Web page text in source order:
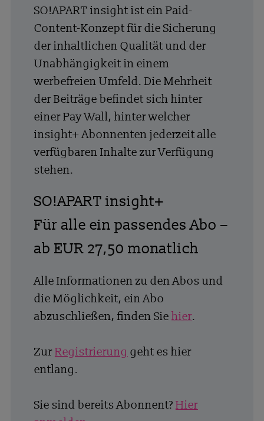
SO!APART insight ist ein Paid-
Content-Konzept für die Sicherung
der inhaltlichen Qualität und der
Unabhängigkeit in einem
werbefreien Umfeld. Die Mehrheit
der Beiträge befindet sich hinter
einer Pay Wall, hinter welcher
insight+ Abonnenten jederzeit alle
verfügbaren Inhalte zur Verfügung
stehen.
SO!APART insight+
Für alle ein passendes Abo –
ab EUR 27,50 monatlich
Alle Informationen zu den Abos und
die Möglichkeit, ein Abo
abzuschließen, finden Sie hier.
ZurRegistrierung geht es hier
entlang.
Sie sind bereits Abonnent? Hier